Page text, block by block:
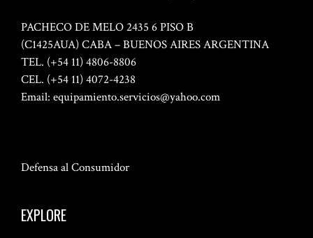
PACHECO DE MELO 2435 6 PISO B
(C1425AUA) CABA – BUENOS AIRES ARGENTINA
TEL. (+54 11) 4806-8806
CEL. (+54 11) 4072-4238
Email: equipamiento.servicios@yahoo.com
Defensa al Consumidor
EXPLORE